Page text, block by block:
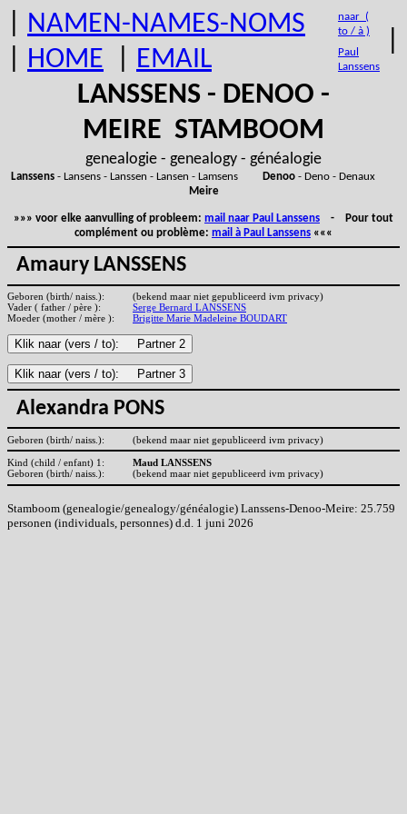
NAMEN-NAMES-NOMS
HOME EMAIL
naar (
to / à )
Paul
Lanssens
LANSSENS - DENOO -
MEIRE STAMBOOM
genealogie - genealogy - généalogie
Lanssens- Lansens - Lanssen - Lansen - Lamsens Denoo- Deno - Denaux
Meire
»»» voor elke aanvulling of probleem: mail naar Paul Lanssens - Pour tout
complément ou problème: mail à Paul Lanssens «««
Amaury LANSSENS
Geboren (birth/ naiss.):
(bekend maar niet gepubliceerd ivm privacy)
Vader ( father / père ):
Serge Bernard LANSSENS
Moeder (mother / mère ):
Brigitte Marie Madeleine BOUDART
Alexandra PONS
Geboren (birth/ naiss.): (bekend maar niet gepubliceerd ivm privacy)
Kind (child / enfant) 1:
Maud LANSSENS
Geboren (birth/ naiss.):
(bekend maar niet gepubliceerd ivm privacy)
Stamboom (genealogie/genealogy/généalogie) Lanssens-Denoo-Meire: 25.759
personen (individuals, personnes) d.d. 1 juni 2026